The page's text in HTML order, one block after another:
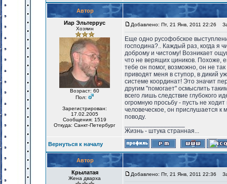
Автор
Иар Эльтеррус
Хозяин
Возраст: 60
Пол:
Зарегистрирован:
17.02.2005
Сообщения: 1519
Откуда: Санкт-Петербург
Добавлено: Пт, 21 Янв, 2011 22:26
Еще одно русофобское
господина?.. Каждый раз, когда я
доброму и чистому! Возникает
что не верящих циников. Похоже,
тебе он помог, возможно, он не
приводят меня в ступор, в дикий
системе координат! Это значит
другим "помогает" осмыслить
всего лишь следствие глубокого
огромную просьбу - пусть не
человеческое, он прислушается к
поводу.
Жизнь - штука странная...
Вернуться к началу
Автор
Крылатая
Жена дварха
Добавлено: Пт, 21 Янв, 2011 22:36